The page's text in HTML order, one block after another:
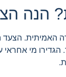
הנה
האמיתית. הצעד
הגדירו מי